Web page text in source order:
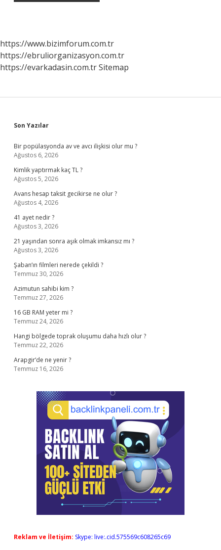
https://www.bizimforum.com.tr
https://ebruliorganizasyon.com.tr
https://evarkadasin.com.trSitemap
Sidebar
Son Yazılar
Bir popülasyonda av ve avcı ilişkisi olur mu ?
Ağustos 6, 2026
Kimlik yaptırmak kaç TL ?
Ağustos 5, 2026
Avans hesap taksit gecikirse ne olur ?
Ağustos 4, 2026
41 ayet nedir ?
Ağustos 3, 2026
21 yaşından sonra aşık olmak imkansız mı ?
Ağustos 3, 2026
Şaban’ın filmleri nerede çekildi ?
Temmuz 30, 2026
Azimutun sahibi kim ?
Temmuz 27, 2026
16 GB RAM yeter mi ?
Temmuz 24, 2026
Hangi bölgede toprak oluşumu daha hızlı olur ?
Temmuz 22, 2026
Arapgir’de ne yenir ?
Temmuz 16, 2026
Reklam ve İletişim: Skype: live:.cid.575569c608265c69